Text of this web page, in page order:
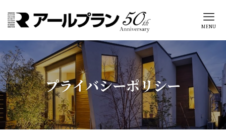
MENU
プライバシーポリシー